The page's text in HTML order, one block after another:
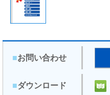
■お問い合わせ
■ダウンロード